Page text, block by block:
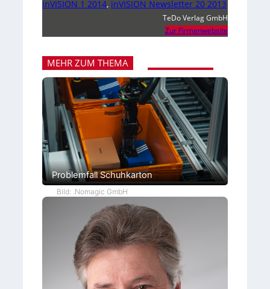
inVISION 1 2014, inVISION Newsletter 20 2013
TeDo Verlag GmbH
Zur Firmenwebsite
MEHR ZUM THEMA
Problemfall Schuhkarton
Bild: .Nomagic GmbH